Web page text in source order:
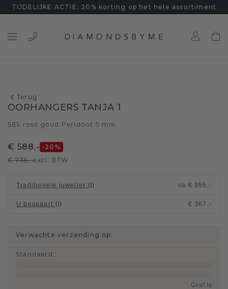
TIJDELIJKE ACTIE: 20% korting op het hele assortiment
Terug
OORHANGERS TANJA 1
585 rosé goud Peridoot 5 mm
€ 588,- -20 %
€ 735,-excl. BTW
Traditionele juwelier: ca. € 955,-
U bespaart: € 367,-
Verwachte verzending op:
Standaard :
Gratis